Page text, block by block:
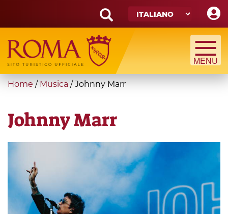
main
content
Search
form
Cerca
You
here
Home / Musica /Johnny Marr
Johnny Marr